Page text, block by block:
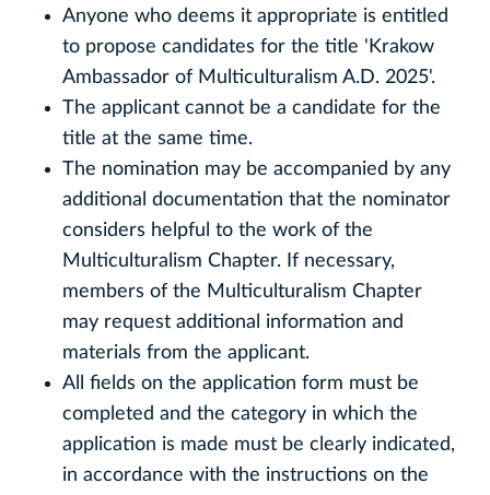
Anyone who deems it appropriate is entitled
to propose candidates for the title 'Krakow
Ambassador of Multiculturalism A.D. 2025'.
The applicant cannot be a candidate for the
title at the same time.
The nomination may be accompanied by any
additional documentation that the nominator
considers helpful to the work of the
Multiculturalism Chapter. If necessary,
members of the Multiculturalism Chapter
may request additional information and
materials from the applicant.
All fields on the application form must be
completed and the category in which the
application is made must be clearly indicated,
in accordance with the instructions on the